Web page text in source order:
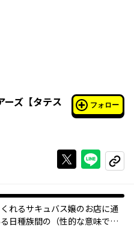
ーズ【タテス
フォロー
Xで投稿する
ライン
コピー
れるサキュバス嬢のお店に通
日種族間の（性的な意味で